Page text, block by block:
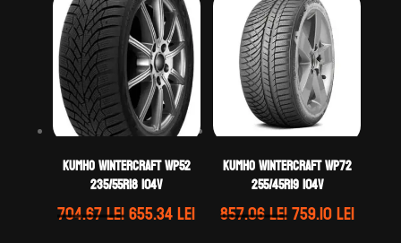
Kumho WINTERCRAFT WP52
235/55R18 104V
704.67leiPrețul
655.34leiPrețul
Kumho WINTERCRAFT WP72
255/45R19 104V
857.06leiPrețul
759.10leiPrețul